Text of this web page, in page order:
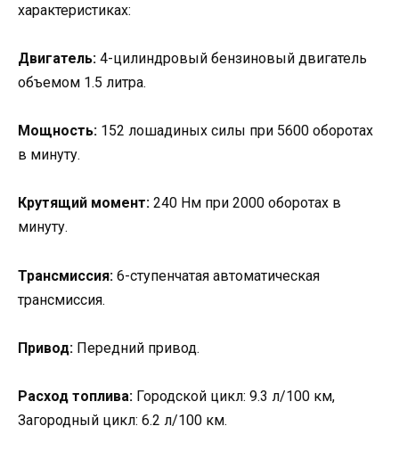
характеристиках:
Двигатель: 4-цилиндровый бензиновый двигатель
объемом 1.5 литра.
Мощность: 152 лошадиных силы при 5600 оборотах
в минуту.
Крутящий момент: 240 Нм при 2000 оборотах в
минуту.
Трансмиссия: 6-ступенчатая автоматическая
трансмиссия.
Привод: Передний привод.
Расход топлива: Городской цикл: 9.3 л/100 км,
Загородный цикл: 6.2 л/100 км.